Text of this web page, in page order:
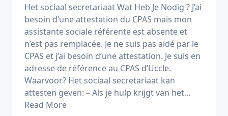
Het sociaal secretariaat Wat Heb Je Nodig ? J’ai
besoin d’une attestation du CPAS mais mon
assistante sociale référente est absente et
n’est pas remplacée. Je ne suis pas aidé par le
CPAS et j’ai besoin d’une attestation. Je suis en
adresse de référence au CPAS d’Uccle.
Waarvoor? Het sociaal secretariaat kan
attesten geven: – Als je hulp krijgt van het…
Read More